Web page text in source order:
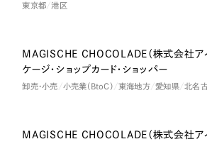
東京都 港区
MAGISCHE CHOCOLADE（株式会社アイ
ケージ・ショップカード・ショッパー
卸売・小売 小売業（BtoC） 東海地方 愛知県 北名
MAGISCHE CHOCOLADE（株式会社アイ